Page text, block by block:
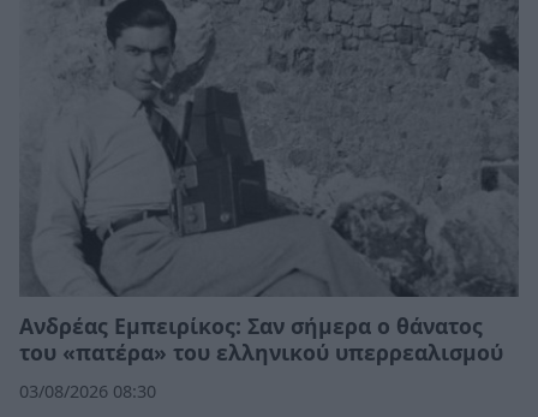
Ανδρέας Εμπειρίκος: Σαν σήμερα ο θάνατος
του «πατέρα» του ελληνικού υπερρεαλισμού
03/08/2026 08:30